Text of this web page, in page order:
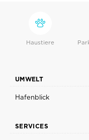
Haustiere
UMWELT
Hafenblick
SERVICES